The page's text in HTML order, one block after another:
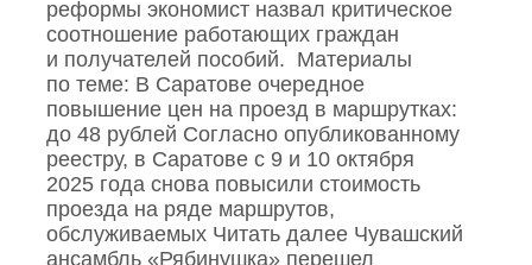
реформы экономист назвал критическое
соотношение работающих граждан
и получателей пособий. Материалы
по теме: В Саратове очередное
повышение цен на проезд в маршрутках:
до 48 рублей Согласно опубликованному
реестру, в Саратове с 9 и 10 октября
2025 года снова повысили стоимость
проезда на ряде маршрутов,
обслуживаемых Читать далее Чувашский
ансамбль «Рябинушка» перешел